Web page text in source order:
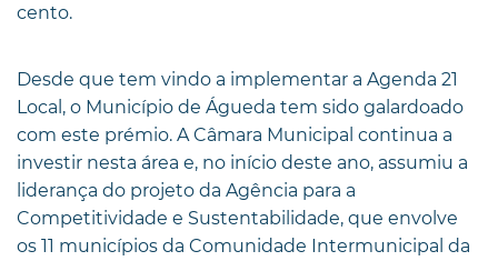
cento.
Desde que tem vindo a implementar a Agenda 21
Local, o Município de Águeda tem sido galardoado
com este prémio. A Câmara Municipal continua a
investir nesta área e, no início deste ano, assumiu a
liderança do projeto da Agência para a
Competitividade e Sustentabilidade, que envolve
os 11 municípios da Comunidade Intermunicipal da